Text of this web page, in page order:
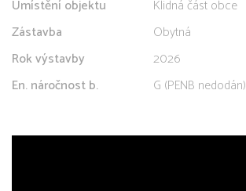
Umístění objektu
Klidná část obce
Zástavba
Obytná
Rok výstavby
2026
En. náročnost b.
G (PENB nedodán)